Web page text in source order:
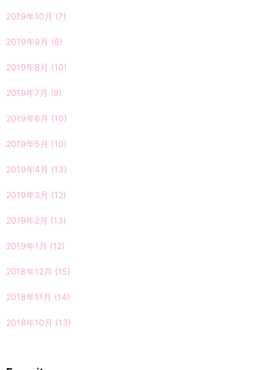
2019年10月 (7)
2019年9月 (6)
2019年8月 (10)
2019年7月 (9)
2019年6月 (10)
2019年5月 (10)
2019年4月 (13)
2019年3月 (12)
2019年2月 (13)
2019年1月 (12)
2018年12月 (15)
2018年11月 (14)
2018年10月 (13)